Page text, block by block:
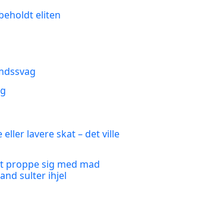
eliten
lavere skat – det ville
proppe sig med mad
sulter ihjel